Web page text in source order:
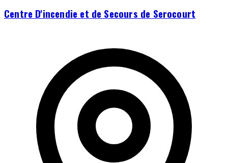
Centre D'incendie et de Secours de Serocourt